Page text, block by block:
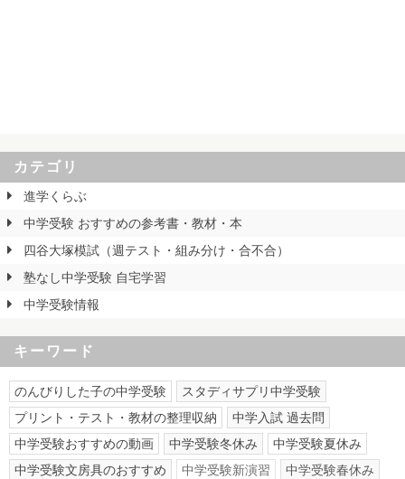
カテゴリ
進学くらぶ
中学受験 おすすめの参考書・教材・本
四谷大塚模試（週テスト・組み分け・合不合）
塾なし中学受験 自宅学習
中学受験情報
キーワード
のんびりした子の中学受験
スタディサプリ中学受験
プリント・テスト・教材の整理収納
中学入試 過去問
中学受験おすすめの動画
中学受験冬休み
中学受験夏休み
中学受験文房具のおすすめ
中学受験新演習
中学受験春休み